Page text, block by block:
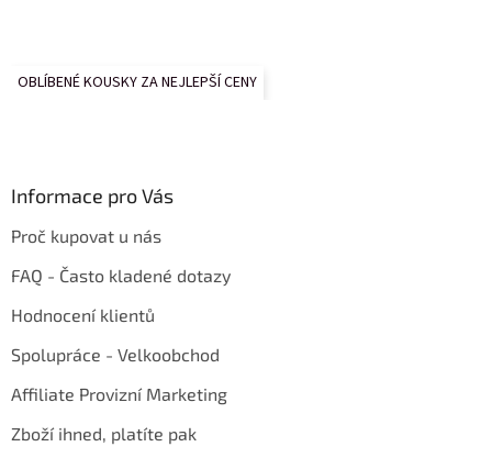
OBLÍBENÉ KOUSKY ZA NEJLEPŠÍ CENY
Informace pro Vás
Proč kupovat u nás
FAQ - Často kladené dotazy
Hodnocení klientů
Spolupráce - Velkoobchod
Affiliate Provizní Marketing
Zboží ihned, platíte pak